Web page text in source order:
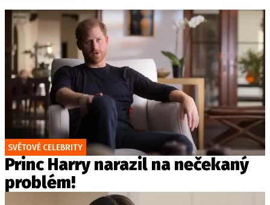
SVĚTOVÉ CELEBRITY
Princ Harry narazil na nečekaný
problém!